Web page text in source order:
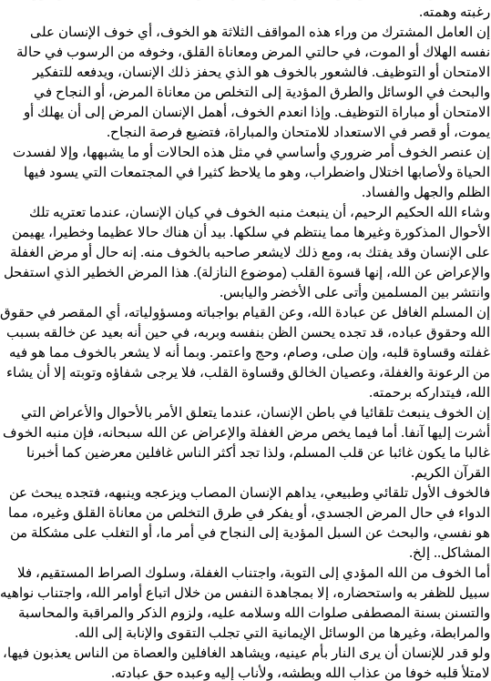
رغبته وهمته.
إن العامل المشترك من وراء هذه المواقف الثلاثة هو الخوف، أي خوف الإنسان على
نفسه الهلاك أو الموت، في حالتي المرض ومعاناة القلق، وخوفه من الرسوب في حالة
الامتحان أو التوظيف. فالشعور بالخوف هو الذي يحفز ذلك الإنسان، ويدفعه للتفكير
والبحث في الوسائل والطرق المؤدية إلى التخلص من معاناة المرض، أو النجاح في
الامتحان أو مباراة التوظيف. وإذا انعدم الخوف، أهمل الإنسان المرض إلى أن يهلك أو
يموت، أو قصر في الاستعداد للامتحان والمباراة، فتضيع فرصة النجاح.
إن عنصر الخوف أمر ضروري وأساسي في مثل هذه الحالات أو ما يشبهها، وإلا لفسدت
الحياة ولأصابها اختلال واضطراب، وهو ما يلاحظ كثيرا في المجتمعات التي يسود فيها
الظلم والجهل والفساد.
وشاء الله الحكيم الرحيم، أن ينبعث منبه الخوف في كيان الإنسان، عندما تعتريه تلك
الأحوال المذكورة وغيرها مما ينتظم في سلكها. بيد أن هناك حالا عظيما وخطيرا، يهيمن
على الإنسان وقد يفتك به، ومع ذلك لايشعر صاحبه بالخوف منه. إنه حال أو مرض الغفلة
والإعراض عن الله، إنها قسوة القلب (موضوع النازلة). هذا المرض الخطير الذي استفحل
وانتشر بين المسلمين وأتى على الأخضر واليابس.
إن المسلم الغافل عن عبادة الله، وعن القيام بواجباته ومسؤولياته، أي المقصر في حقوق
الله وحقوق عباده، قد تجده يحسن الظن بنفسه وبربه، في حين أنه بعيد عن خالقه بسبب
غفلته وقساوة قلبه، وإن صلى، وصام، وحج واعتمر. وبما أنه لا يشعر بالخوف مما هو فيه
من الرعونة والغفلة، وعصيان الخالق وقساوة القلب، فلا يرجى شفاؤه وتوبته إلا أن يشاء
الله، فيتداركه برحمته.
إن الخوف ينبعث تلقائيا في باطن الإنسان، عندما يتعلق الأمر بالأحوال والأعراض التي
أشرت إليها آنفا. أما فيما يخص مرض الغفلة والإعراض عن الله سبحانه، فإن منبه الخوف
غالبا ما يكون غائبا عن قلب المسلم، ولذا تجد أكثر الناس غافلين معرضين كما أخبرنا
القرآن الكريم.
فالخوف الأول تلقائي وطبيعي، يداهم الإنسان المصاب ويزعجه وينبهه، فتجده يبحث عن
الدواء في حال المرض الجسدي، أو يفكر في طرق التخلص من معاناة القلق وغيره، مما
هو نفسي، والبحث عن السبل المؤدية إلى النجاح في أمر ما، أو التغلب على مشكلة من
المشاكل.. إلخ.
أما الخوف من الله المؤدي إلى التوبة، واجتناب الغفلة، وسلوك الصراط المستقيم، فلا
سبيل للظفر به واستحضاره، إلا بمجاهدة النفس من خلال اتباع أوامر الله، واجتناب نواهيه
والتسنن بسنة المصطفى صلوات الله وسلامه عليه، ولزوم الذكر والمراقبة والمحاسبة
والمرابطة، وغيرها من الوسائل الإيمانية التي تجلب التقوى والإنابة إلى الله.
ولو قدر للإنسان أن يرى النار بأم عينيه، ويشاهد الغافلين والعصاة من الناس يعذبون فيها،
لامتلأ قلبه خوفا من عذاب الله وبطشه، ولأناب إليه وعبده حق عبادته.